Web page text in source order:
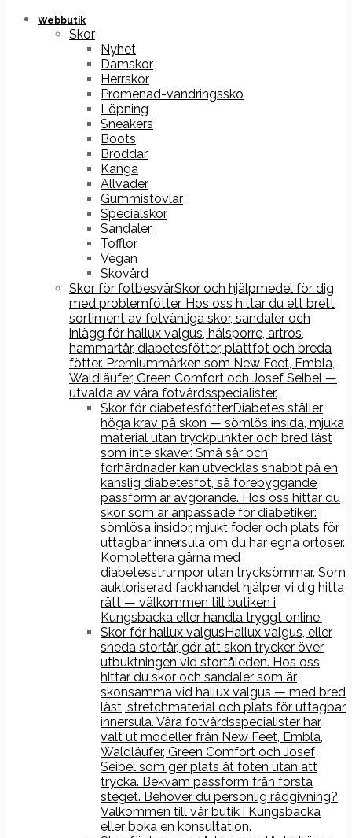
Webbutik
Skor
Nyhet
Damskor
Herrskor
Promenad-vandringssko
Löpning
Sneakers
Boots
Broddar
Känga
Allväder
Gummistövlar
Specialskor
Sandaler
Tofflor
Vegan
Skovård
Skor för fotbesvärSkor och hjälpmedel för dig
med problemfötter. Hos oss hittar du ett brett
sortiment av fotvänliga skor, sandaler och
inlägg för hallux valgus, hälsporre, artros,
hammartår, diabetesfötter, plattfot och breda
fötter. Premiummärken som New Feet, Embla,
Waldläufer, Green Comfort och Josef Seibel —
utvalda av våra fotvårdsspecialister.
Skor för diabetesfötterDiabetes ställer
höga krav på skon — sömlös insida, mjuka
material utan tryckpunkter och bred läst
som inte skaver. Små sår och
förhårdnader kan utvecklas snabbt på en
känslig diabetesfot, så förebyggande
passform är avgörande. Hos oss hittar du
skor som är anpassade för diabetiker:
sömlösa insidor, mjukt foder och plats för
uttagbar innersula om du har egna ortoser.
Komplettera gärna med
diabetesstrumpor utan trycksömmar. Som
auktoriserad fackhandel hjälper vi dig hitta
rätt — välkommen till butiken i
Kungsbacka eller handla tryggt online.
Skor för hallux valgusHallux valgus, eller
sneda stortår, gör att skon trycker över
utbuktningen vid stortåleden. Hos oss
hittar du skor och sandaler som är
skonsamma vid hallux valgus — med bred
läst, stretchmaterial och plats för uttagbar
innersula. Våra fotvårdsspecialister har
valt ut modeller från New Feet, Embla,
Waldläufer, Green Comfort och Josef
Seibel som ger plats åt foten utan att
trycka. Bekväm passform från första
steget. Behöver du personlig rådgivning?
Välkommen till vår butik i Kungsbacka
eller boka en konsultation.